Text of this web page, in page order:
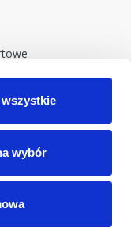
wybór
i